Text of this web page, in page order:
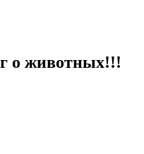
о животных!!!